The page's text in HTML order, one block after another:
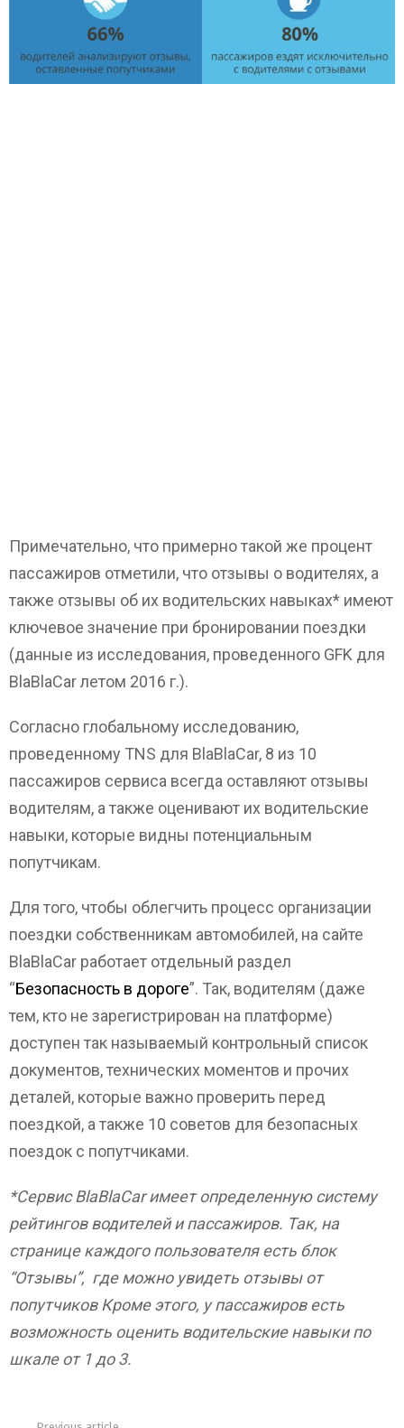
Примечательно, что примерно такой же процент
пассажиров отметили, что отзывы о водителях, а
также отзывы об их водительских навыках* имеют
ключевое значение при бронировании поездки
(данные из исследования, проведенного GFK для
BlaBlaCar летом 2016 г.).
Согласно глобальному исследованию,
проведенному TNS для BlaBlaCar, 8 из 10
пассажиров сервиса всегда оставляют отзывы
водителям, а также оценивают их водительские
навыки, которые видны потенциальным
попутчикам.
Для того, чтобы облегчить процесс организации
поездки собственникам автомобилей, на сайте
BlaBlaCar работает отдельный раздел
“Безопасность в дороге”. Так, водителям (даже
тем, кто не зарегистрирован на платформе)
доступен так называемый контрольный список
документов, технических моментов и прочих
деталей, которые важно проверить перед
поездкой, а также 10 советов для безопасных
поездок с попутчиками.
*Сервис BlaBlaCar имеет определенную систему
рейтингов водителей и пассажиров. Так, на
странице каждого пользователя есть блок
“Отзывы”, где можно увидеть отзывы от
попутчиков Кроме этого, у пассажиров есть
возможность оценить водительские навыки по
шкале от 1 до 3.